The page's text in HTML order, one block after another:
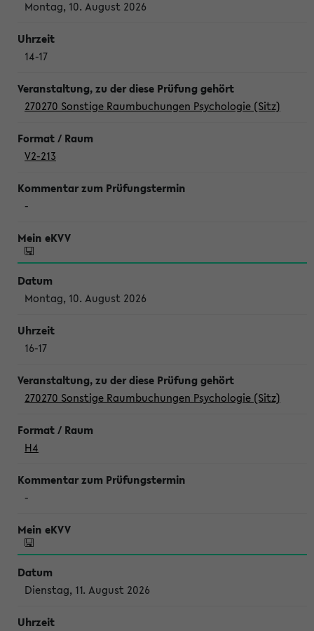
Montag, 10. August 2026
14-17
270270 Sonstige Raumbuchungen Psychologie (Sitz)
V2-213
-
Montag, 10. August 2026
16-17
270270 Sonstige Raumbuchungen Psychologie (Sitz)
H4
-
Dienstag, 11. August 2026